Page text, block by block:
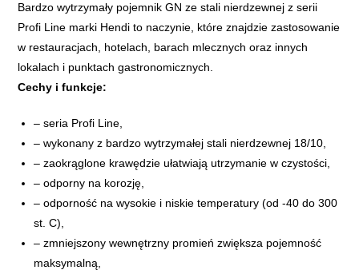
Bardzo wytrzymały pojemnik GN ze stali nierdzewnej z serii
Profi Line marki Hendi to naczynie, które znajdzie zastosowanie
w restauracjach, hotelach, barach mlecznych oraz innych
lokalach i punktach gastronomicznych.
Cechy i funkcje:
– seria Profi Line,
– wykonany z bardzo wytrzymałej stali nierdzewnej 18/10,
– zaokrąglone krawędzie ułatwiają utrzymanie w czystości,
– odporny na korozję,
– odporność na wysokie i niskie temperatury (od -40 do 300
st. C),
– zmniejszony wewnętrzny promień zwiększa pojemność
maksymalną,